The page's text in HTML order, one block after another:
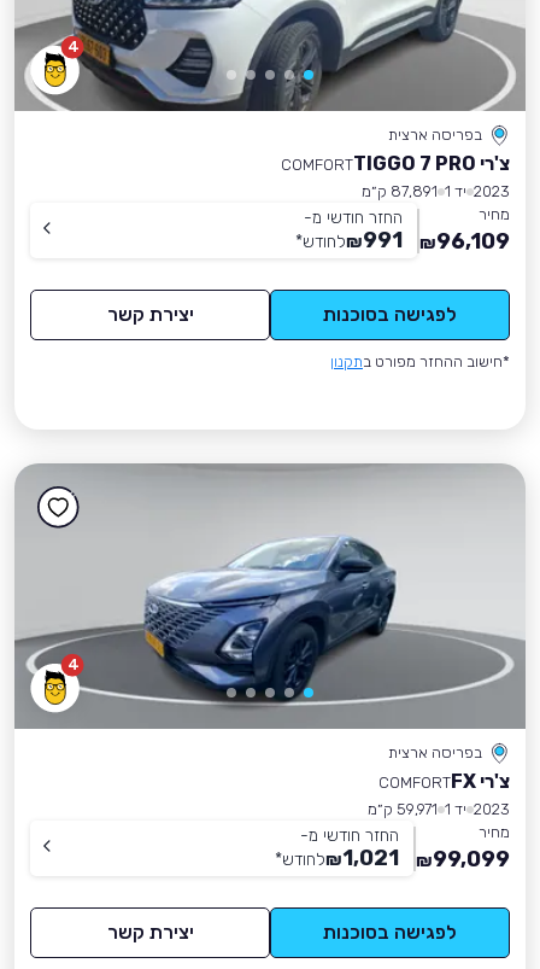
4
בפריסה ארצית
צ'רי TIGGO 7 PRO
COMFORT
2023 יד 1
87,891 ק״מ
מחיר
96,109
₪
החזר חודשי מ-
991
₪לחודש*
לפגישה בסוכנות יצירת קשר
*חישוב ההחזר מפורט בתקנון
4
בפריסה ארצית
צ'רי FX
COMFORT
2023 יד 1
59,971 ק״מ
מחיר
99,099
₪
החזר חודשי מ-
1,021
₪לחודש*
לפגישה בסוכנות יצירת קשר